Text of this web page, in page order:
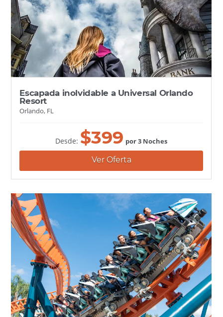
Escapada inolvidable a Universal Orlando
Resort
Orlando, FL
Desde: $399 por 3 Noches
Ver Oferta